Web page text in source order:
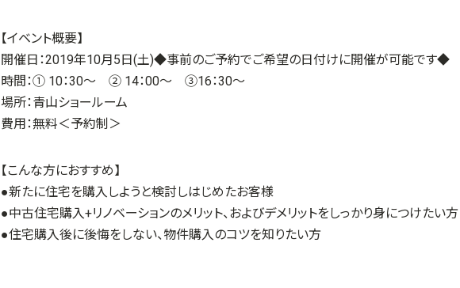
【イベント概要】
開催日：2019年10月5日(土)◆事前のご予約でご希望の日付けに開催が可能です◆
時間：① 10：30～ ② 14：00～ ③16：30～
場所：青山ショールーム
費用：無料＜予約制＞
【こんな方におすすめ】
●新たに住宅を購入しようと検討しはじめたお客様
●中古住宅購入+リノベーションのメリット、およびデメリットをしっかり身につけたい方
●住宅購入後に後悔をしない、物件購入のコツを知りたい方